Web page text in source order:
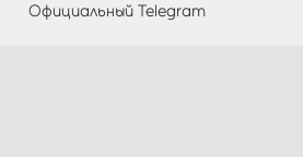
Официальный Telegram